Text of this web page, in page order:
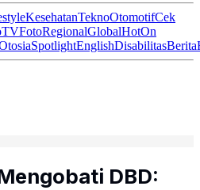
KesehatanTeknoOtomotifCek
TVFotoRegionalGlobalHotOn
SpotlightEnglishDisabilitasBerita
DBD: